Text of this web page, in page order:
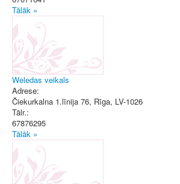
Tālāk »
Weledas veikals
Adrese:
Čiekurkalna 1.līnija 76, Rīga, LV-1026
Tālr.:
67876295
Tālāk »